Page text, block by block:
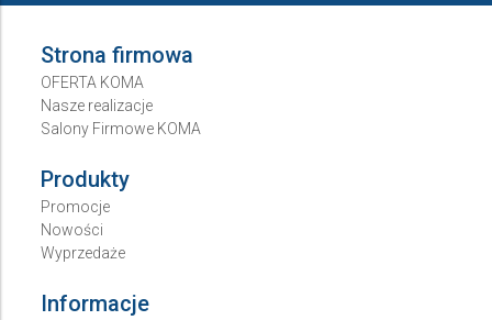
Strona firmowa
OFERTA KOMA
Nasze realizacje
Salony Firmowe KOMA
Produkty
Promocje
Nowości
Wyprzedaże
Informacje